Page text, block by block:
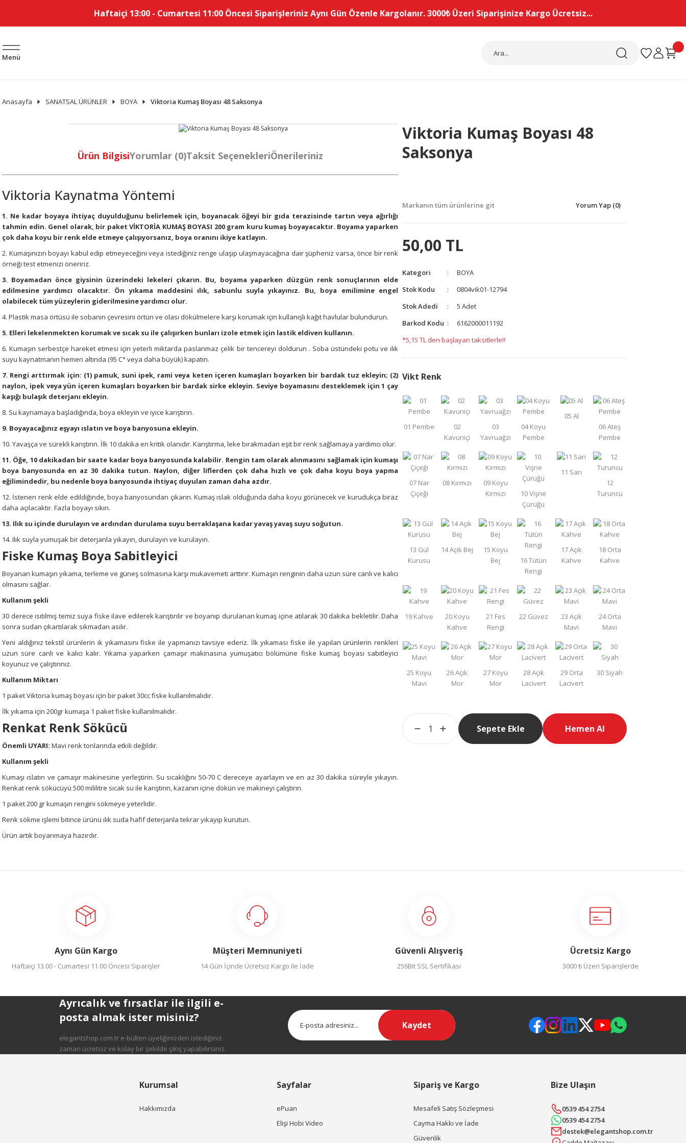
Haftaiçi 13:00 - Cumartesi 11:00 Öncesi Siparişleriniz Aynı Gün Özenle Kargolanır. 3000₺ Üzeri Siparişinize Kargo Ücretsiz...
Menü
Anasayfa SANATSAL ÜRÜNLER BOYA Viktoria Kumaş Boyası 48 Saksonya
Ürün BilgisiYorumlar (0)Taksit SeçenekleriÖnerileriniz
Viktoria Kaynatma Yöntemi
1. Ne kadar boyaya ihtiyaç duyulduğunu belirlemek için, boyanacak öğeyi bir gıda terazisinde tartın veya ağırlığı
tahmin edin. Genel olarak, bir paket VİKTORİA KUMAŞ BOYASI 200 gram kuru kumaş boyayacaktır. Boyama yaparken
çok daha koyu bir renk elde etmeye çalışıyorsanız, boya oranını ikiye katlayın.
2. Kumaşınızın boyayı kabul edip etmeyeceğini veya istediğiniz renge ulaşıp ulaşmayacağına dair şüpheniz varsa, önce bir renk
örneği test etmenizi öneririz.
3. Boyamadan önce giysinin üzerindeki lekeleri çıkarın. Bu, boyama yaparken düzgün renk sonuçlarının elde
edilmesine yardımcı olacaktır. Ön yıkama maddesini ılık, sabunlu suyla yıkayınız. Bu, boya emilimine engel
olabilecek tüm yüzeylerin giderilmesine yardımcı olur.
4. Plastik masa örtüsü ile sobanın çevresini örtün ve olası dökülmelere karşı korumak için kullanışlı kağıt havlular bulundurun.
5. Elleri lekelenmekten korumak ve sıcak su ile çalışırken bunları izole etmek için lastik eldiven kullanın.
6. Kumaşın serbestçe hareket etmesi için yeterli miktarda paslanmaz çelik bir tencereyi doldurun . Soba üstündeki potu ve ılık
suyu kaynatmanın hemen altında (95 C° veya daha büyük) kapatın.
7. Rengi arttırmak için: (1) pamuk, suni ipek, rami veya keten içeren kumaşları boyarken bir bardak tuz ekleyin; (2)
naylon, ipek veya yün içeren kumaşları boyarken bir bardak sirke ekleyin. Seviye boyamasını desteklemek için 1 çay
kaşığı bulaşık deterjanı ekleyin.
8. Su kaynamaya başladığında, boya ekleyin ve iyice karıştırın.
9. Boyayacağınız eşyayı ıslatın ve boya banyosuna ekleyin.
10. Yavaşça ve sürekli karıştırın. İlk 10 dakika en kritik olanıdır. Karıştırma, leke bırakmadan eşit bir renk sağlamaya yardımcı olur.
11. Öğe, 10 dakikadan bir saate kadar boya banyosunda kalabilir. Rengin tam olarak alınmasını sağlamak için kumaşı
boya banyosunda en az 30 dakika tutun. Naylon, diğer liflerden çok daha hızlı ve çok daha koyu boya yapma
eğilimindedir, bu nedenle boya banyosunda ihtiyaç duyulan zaman daha azdır.
12. İstenen renk elde edildiğinde, boya banyosundan çıkarın. Kumaş ıslak olduğunda daha koyu görünecek ve kurudukça biraz
daha açılacaktır. Fazla boyayı sıkın.
13. Ilık su içinde durulayın ve ardından durulama suyu berraklaşana kadar yavaş yavaş suyu soğutun.
14. Ilık suyla yumuşak bir deterjanla yıkayın, durulayın ve kurulayın.
Fiske Kumaş Boya Sabitleyici
Boyanan kumaşın yıkama, terleme ve güneş solmasına karşı mukavemeti arttırır. Kumaşın renginin daha uzun süre canlı ve kalıcı
olmasını sağlar.
Kullanım şekli
30 derece ısıtılmış temiz suya fiske ilave edilerek karıştırılır ve boyanıp durulanan kumaş içine atılarak 30 dakika bekletilir. Daha
sonra sudan çıkartılarak sıkmadan asılır.
Yeni aldığınız tekstil ürünlerin ik yıkamasını fiske ile yapmanızı tavsiye ederiz. İlk yıkaması fiske ile yapılan ürünlerin renkleri
uzun süre canlı ve kalıcı kalır. Yıkama yaparken çamaşır makinasına yumuşatıcı bölümüne fiske kumaş boyası sabitleyici
koyunuz ve çalıştırınız.
Kullanım Miktarı
1 paket Viktoria kumaş boyası için bir paket 30cc fiske kullanılmalıdır.
İlk yıkama için 200gr kumaşa 1 paket fiske kullanılmalıdır.
Renkat Renk Sökücü
Önemli UYARI: Mavi renk tonlarında etkili değildir.
Kullanım şekli
Kumaşı ıslatın ve çamaşır makinesine yerleştirin. Su sıcaklığını 50-70 C dereceye ayarlayın ve en az 30 dakika süreyle yıkayın.
Renkat renk sökücüyü 500 mililitre sıcak su ile karıştırın, kazanın içine dökün ve makineyi çalıştırın.
1 paket 200 gr kumaşın rengini sökmeye yeterlidir.
Renk sökme işlemi bitince ürünü ılık suda hafif deterjanla tekrar yıkayıp kurutun.
Ürün artık boyanmaya hazırdır.
Ürün resmi kalitesiz, bozuk veya görüntülenemiyor.
Ürün açıklamasında eksik bilgiler bulunuyor.
Gönder
Viktoria Kumaş Boyası 48
Saksonya
Markanın tüm ürünlerine git Yorum Yap (0)
50,00 TL
Kategori
BOYA
Stok Kodu
0804vik01-12794
Stok Adedi
5 Adet
Barkod Kodu
6162000011192
*5,15 TL den başlayan taksitlerle!!
Vikt Renk
Sepete Ekle Hemen Al
Aynı Gün Kargo
Haftaiçi 13.00 - Cumartesi 11.00 Öncesi Siparişler
Müşteri Memnuniyeti
14 Gün İçinde Ücretsiz Kargo ile İade
Güvenli Alışveriş
256Bit SSL Sertifikası
Ücretsiz Kargo
3000 ₺ Üzeri Siparişlerde
Ayrıcalık ve fırsatlar ile ilgili e-
posta almak ister misiniz?
elegantshop.com.tr e-bülten üyeliğinizden istediğiniz
zaman ücretsiz ve kolay bir şekilde çıkış yapabilirsiniz.
Kaydet
Kurumsal
Hakkımızda
Sayfalar
ePuan
Elişi Hobi Video
Sipariş ve Kargo
Mesafeli Satış Sözleşmesi
Cayma Hakkı ve İade
Güvenlik
Bize Ulaşın
0539 454 2754
0539 454 2754
destek@elegantshop.com.tr